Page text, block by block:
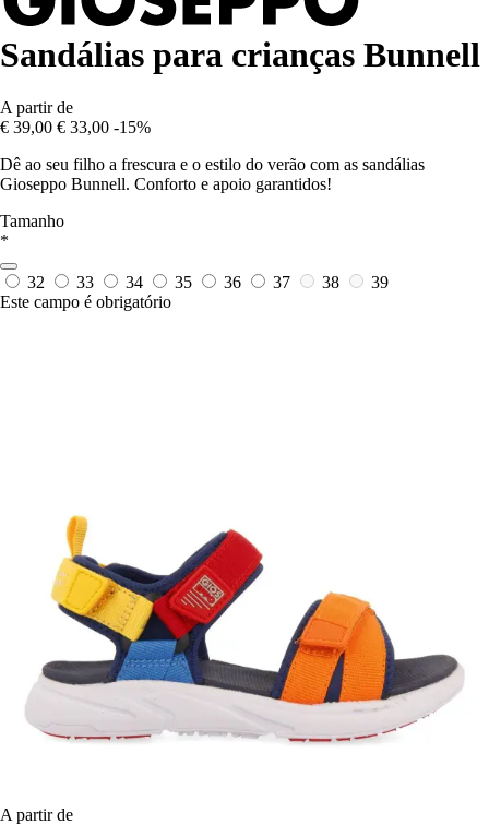
Sandálias para crianças Bunnell
A partir de
€ 39,00 € 33,00 -15%
Dê ao seu filho a frescura e o estilo do verão com as sandálias
Gioseppo Bunnell. Conforto e apoio garantidos!
Tamanho
*
32 33 34 35 36 37 38
39
Este campo é obrigatório
A partir de